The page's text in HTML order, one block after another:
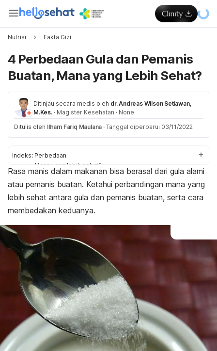
Nutrisi Fakta Gizi
4 Perbedaan Gula dan Pemanis
Buatan, Mana yang Lebih Sehat?
Ditinjau secara medis oleh dr. Andreas Wilson Setiawan,
M.Kes. · Magister Kesehatan · None
Ditulis oleh Ilham Fariq Maulana · Tanggal diperbarui 03/11/2022
Indeks: Perbedaan
Mana yang lebih sehat?
Cara membedakan
Rasa manis dalam makanan bisa berasal dari gula alami
atau pemanis buatan. Ketahui perbandingan mana yang
lebih sehat antara gula dan pemanis buatan, serta cara
membedakan keduanya.